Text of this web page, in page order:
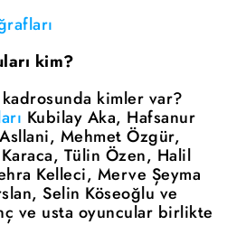
kim?
kimler var?
Kubilay Aka, Hafsanur
Mehmet Özgür,
Tülin Özen, Halil
Kelleci, Merve Şeyma
Selin Köseoğlu ve
ve usta oyuncular birlikte